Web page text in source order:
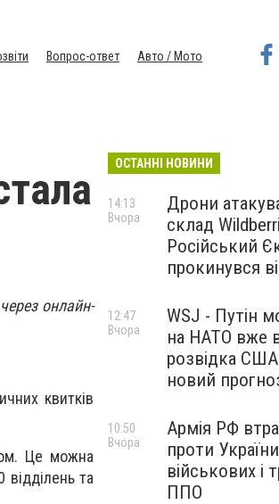
Вопрос-ответ
Авто / Мото
онлайн-
квитків
Це можна
та
ОСТАННІ НОВИНИ
Дрони
склад
Російський
прокинувся
14:13
Вчора
WSJ - Путін
на НАТО вже
розвідка США
новий
12:47
Вчора
Армія РФ
проти
військових і
ППО
10:50
Вчора